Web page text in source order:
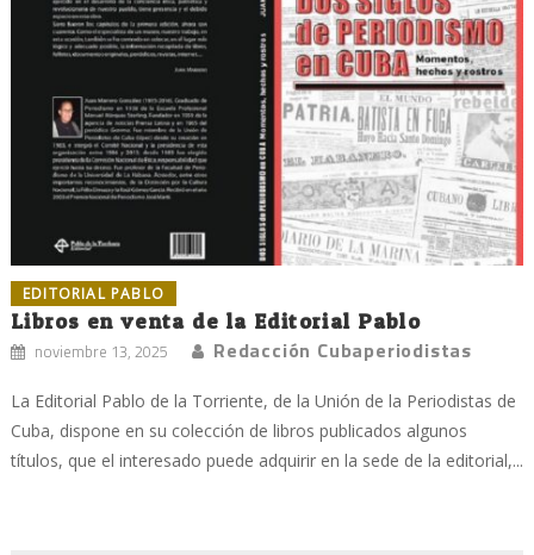
EDITORIAL PABLO
Libros en venta de la Editorial Pablo
noviembre 13, 2025 Redacción Cubaperiodistas
La Editorial Pablo de la Torriente, de la Unión de la Periodistas de
Cuba, dispone en su colección de libros publicados algunos
títulos, que el interesado puede adquirir en la sede de la editorial,...